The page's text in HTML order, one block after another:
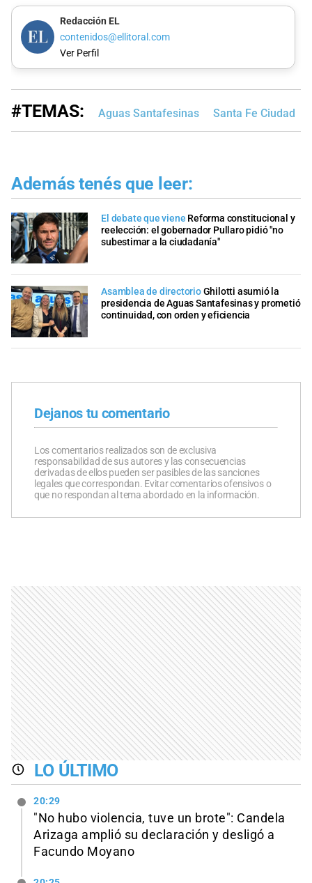
Redacción EL
contenidos@ellitoral.com
Ver Perfil
#TEMAS: Aguas Santafesinas Santa Fe Ciudad
Además tenés que leer:
El debate que viene Reforma constitucional y
reelección: el gobernador Pullaro pidió "no
subestimar a la ciudadanía"
Asamblea de directorioGhilotti asumió la
presidencia de Aguas Santafesinas y prometió
continuidad, con orden y eficiencia
Dejanos tu comentario
Los comentarios realizados son de exclusiva
responsabilidad de sus autores y las consecuencias
derivadas de ellos pueden ser pasibles de las sanciones
legales que correspondan. Evitar comentarios ofensivos o
que no respondan al tema abordado en la información.
LO ÚLTIMO
20:29
"No hubo violencia, tuve un brote": Candela
Arizaga amplió su declaración y desligó a
Facundo Moyano